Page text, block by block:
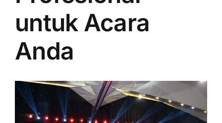
Hubungi Kami
untuk Acara
Anda